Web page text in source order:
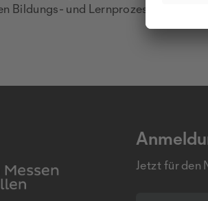
Bildungs- und Lernprozess,
Jetzt für den